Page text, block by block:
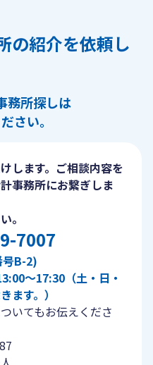
の紹介を依頼し
務所探しは
さい。
します。ご相談内容を
事務所にお繋ぎしま
。
7007
号B-2)
〜17:30（土・日・
ます。）
いてもお伝えくださ